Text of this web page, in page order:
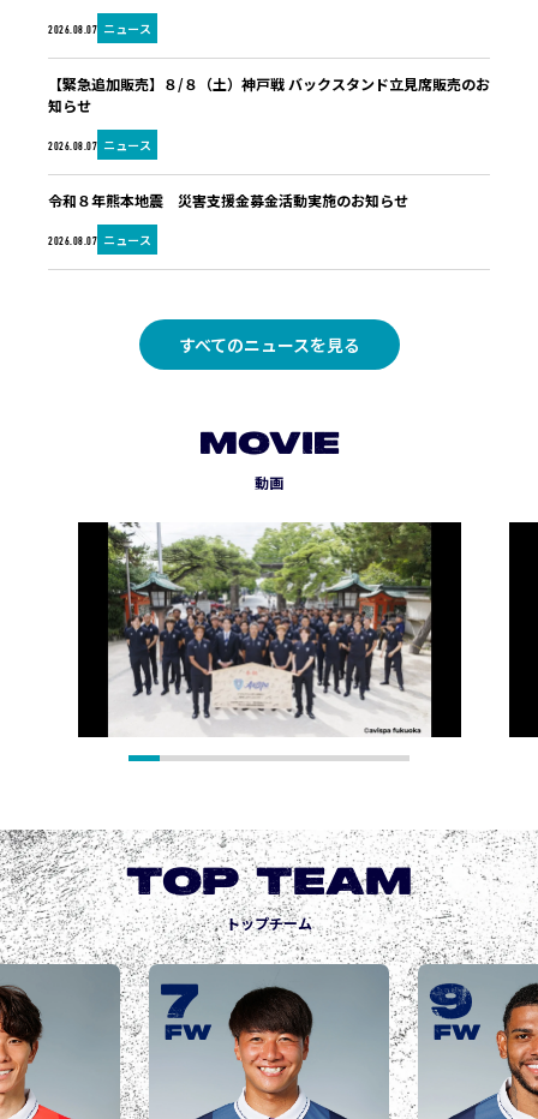
2026.08.07 ニュース
2026.08.07 ニュース
【緊急追加販売】８/８（土）神戸戦 バックスタンド立見席販売のお
知らせ
2026.08.07 ニュース
令和８年熊本地震 災害支援金募金活動実施のお知らせ
すべてのニュースを見る
MOVIE
動画
TOP TEAM
トップチーム
9
FW
10
FW